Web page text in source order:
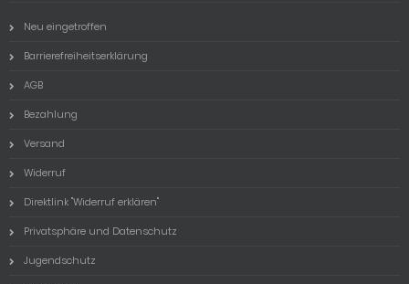
Neu eingetroffen
Barrierefreiheitserklärung
AGB
Bezahlung
Versand
Widerruf
Direktlink "Widerruf erklären"
Privatsphäre und Datenschutz
Jugendschutz